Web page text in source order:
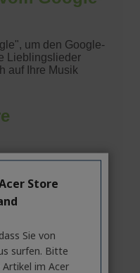
Store
Sie von
surfen. Bitte
Artikel im Acer